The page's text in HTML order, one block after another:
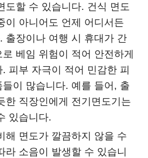
도할 수 있습니다. 건식 면도
이 아니어도 언제 어디서든
출장이나 여행 시 휴대가 간
베임 위험이 적어 안전하게
피부 자극이 적어 민감한 피
이 많습니다. 예를 들어, 출
한 직장인에게 전기면도기는
있습니다.
해 면도가 깔끔하지 않을 수
라 소음이 발생할 수 있습니